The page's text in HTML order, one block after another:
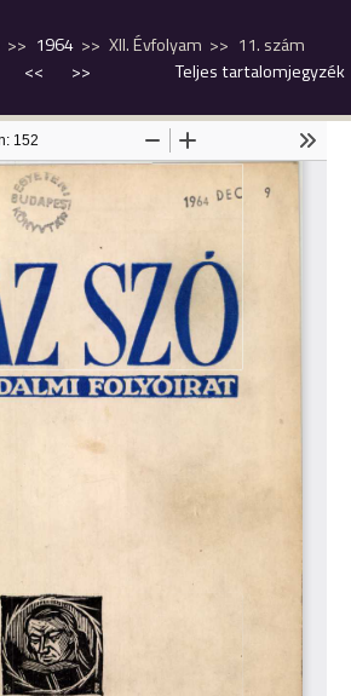
1964 XII. Évfolyam
11. szám
<<
>> Teljes tartalomjegyzék